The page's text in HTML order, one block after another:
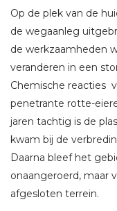
Op de plek van de
de wegaanleg
de werkzaamheden
veranderen in een
Chemische reacties
penetrante rotte-
jaren tachtig is de
kwam bij de
Daarna bleef het
onaangeroerd, maar
afgesloten terrein.